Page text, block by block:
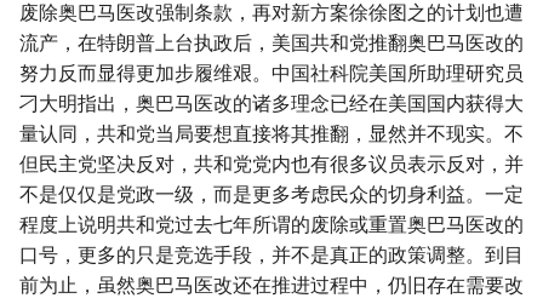
废除奥巴马医改强制条款，再对新方案徐徐图之的计划也遭
流产，在特朗普上台执政后，美国共和党推翻奥巴马医改的
努力反而显得更加步履维艰。中国社科院美国所助理研究员
刁大明指出，奥巴马医改的诸多理念已经在美国国内获得大
量认同，共和党当局要想直接将其推翻，显然并不现实。不
但民主党坚决反对，共和党党内也有很多议员表示反对，并
不是仅仅是党政一级，而是更多考虑民众的切身利益。一定
程度上说明共和党过去七年所谓的废除或重置奥巴马医改的
口号，更多的只是竞选手段，并不是真正的政策调整。到目
前为止，虽然奥巴马医改还在推进过程中，仍旧存在需要改